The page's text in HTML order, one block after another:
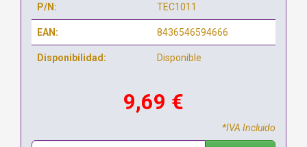
P/N: TEC1011
EAN: 8436546594666
Disponibilidad: Disponible
9,69 €
*IVA Incluido